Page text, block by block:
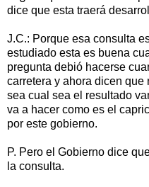
dice que esta traerá
J.C.: Porque esa consulta
estudiado esta es buena
pregunta debió hacerse
carretera y ahora dicen
sea cual sea el resultado
va a hacer como es el
por este gobierno.
P. Pero el Gobierno dice
la consulta.